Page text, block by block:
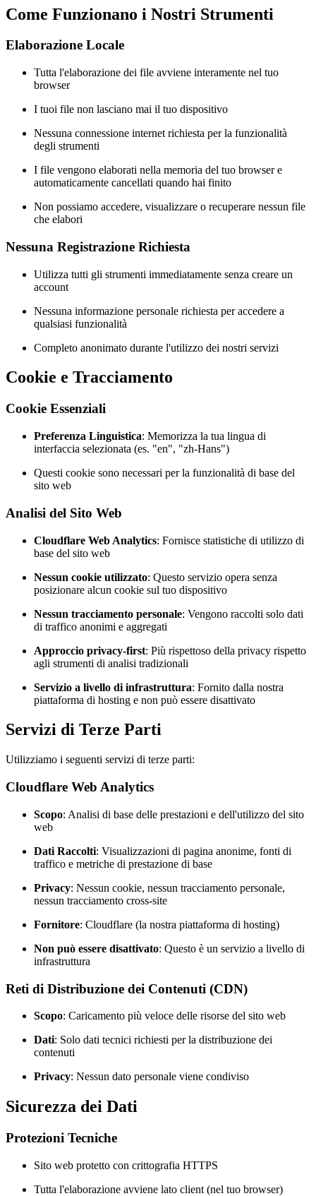
Come Funzionano i Nostri Strumenti
Elaborazione Locale
Tutta l'elaborazione dei file avviene interamente nel tuo
browser
I tuoi file non lasciano mai il tuo dispositivo
Nessuna connessione internet richiesta per la funzionalità
degli strumenti
I file vengono elaborati nella memoria del tuo browser e
automaticamente cancellati quando hai finito
Non possiamo accedere, visualizzare o recuperare nessun file
che elabori
Nessuna Registrazione Richiesta
Utilizza tutti gli strumenti immediatamente senza creare un
account
Nessuna informazione personale richiesta per accedere a
qualsiasi funzionalità
Completo anonimato durante l'utilizzo dei nostri servizi
Cookie e Tracciamento
Cookie Essenziali
Preferenza Linguistica: Memorizza la tua lingua di
interfaccia selezionata (es. "en", "zh-Hans")
Questi cookie sono necessari per la funzionalità di base del
sito web
Analisi del Sito Web
Cloudflare Web Analytics: Fornisce statistiche di utilizzo di
base del sito web
Nessun cookie utilizzato: Questo servizio opera senza
posizionare alcun cookie sul tuo dispositivo
Nessun tracciamento personale: Vengono raccolti solo dati
di traffico anonimi e aggregati
Approccio privacy-first: Più rispettoso della privacy rispetto
agli strumenti di analisi tradizionali
Servizio a livello di infrastruttura: Fornito dalla nostra
piattaforma di hosting e non può essere disattivato
Servizi di Terze Parti
Utilizziamo i seguenti servizi di terze parti:
Cloudflare Web Analytics
Scopo: Analisi di base delle prestazioni e dell'utilizzo del sito
web
Dati Raccolti: Visualizzazioni di pagina anonime, fonti di
traffico e metriche di prestazione di base
Privacy: Nessun cookie, nessun tracciamento personale,
nessun tracciamento cross-site
Fornitore: Cloudflare (la nostra piattaforma di hosting)
Non può essere disattivato: Questo è un servizio a livello di
infrastruttura
Reti di Distribuzione dei Contenuti (CDN)
Scopo: Caricamento più veloce delle risorse del sito web
Dati: Solo dati tecnici richiesti per la distribuzione dei
contenuti
Privacy: Nessun dato personale viene condiviso
Sicurezza dei Dati
Protezioni Tecniche
Sito web protetto con crittografia HTTPS
Tutta l'elaborazione avviene lato client (nel tuo browser)